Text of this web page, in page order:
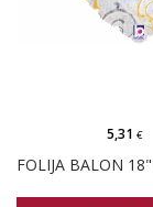
5,31€